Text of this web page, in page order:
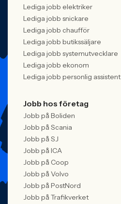
Lediga jobb elektriker
Lediga jobb snickare
Lediga jobb chaufför
Lediga jobb butikssäljare
Lediga jobb systemutvecklare
Lediga jobb ekonom
Lediga jobb personlig assistent
Jobb hos företag
Jobb på Boliden
Jobb på Scania
Jobb på SJ
Jobb på ICA
Jobb på Coop
Jobb på Volvo
Jobb på PostNord
Jobb på Trafikverket